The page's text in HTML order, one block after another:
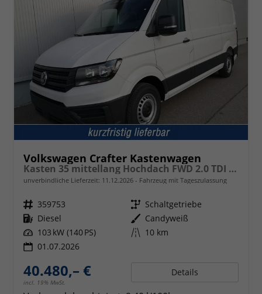
Volkswagen Crafter Kastenwagen
Kasten 35 mittellang Hochdach FWD 2.0 TDI L3H3 AHK Kamera 270 Grad App PDC GRA Scheiben
unverbindliche Lieferzeit: 11.12.2026 Fahrzeug mit Tageszulassung
Fahrzeugnr. 359753 Getriebe Schaltgetriebe
Kraftstoff Diesel Außenfarbe Candyweiß
Leistung 103 kW (140 PS) Kilometerstand 10 km
01.07.2026
40.480,– €
incl. 19% MwSt.
Details